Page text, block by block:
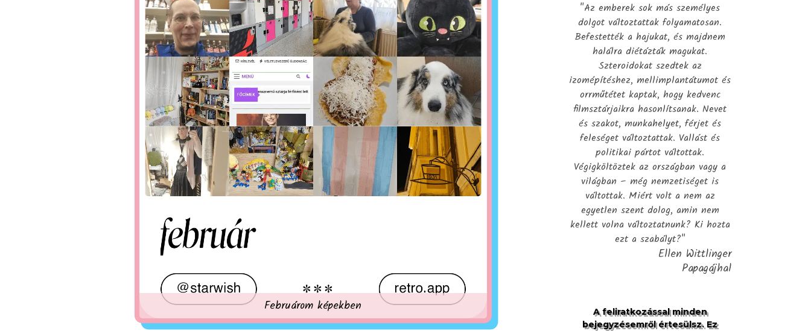
Februárom képekben
"Az emberek sok más személyes
dolgot változtattak folyamatosan.
Befestették a hajukat, és majdnem
halálra diétázták magukat.
Szteroidokat szedtek az
izomépítéshez, mellimplantátumot és
orrműtétet kaptak, hogy kedvenc
filmsztárjaikra hasonlítsanak. Nevet
és szakot, munkahelyet, férjet és
feleséget változtattak. Vallást és
politikai pártot váltottak.
Végigköltöztek az országban vagy a
világban – még nemzetiséget is
váltottak. Miért volt a nem az
egyetlen szent dolog, amin nem
kellett volna változtatnunk? Ki hozta
ezt a szabályt?"
Ellen Wittlinger
Papagájhal
A feliratkozással minden
bejegyzésemről értesülsz. Ez